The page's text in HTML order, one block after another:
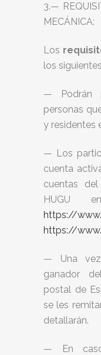
3.—
MECÁNICA:
Los
los
— Podrán
personas
y residentes
— Los
cuenta
cuentas
HUGU
https://
https://
— Una
ganador
postal de
se les
detallarán.
— En